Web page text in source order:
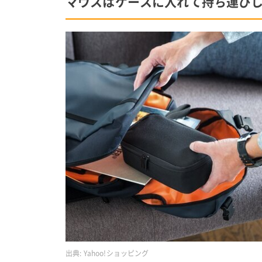
出典: Yahoo!ショッピング